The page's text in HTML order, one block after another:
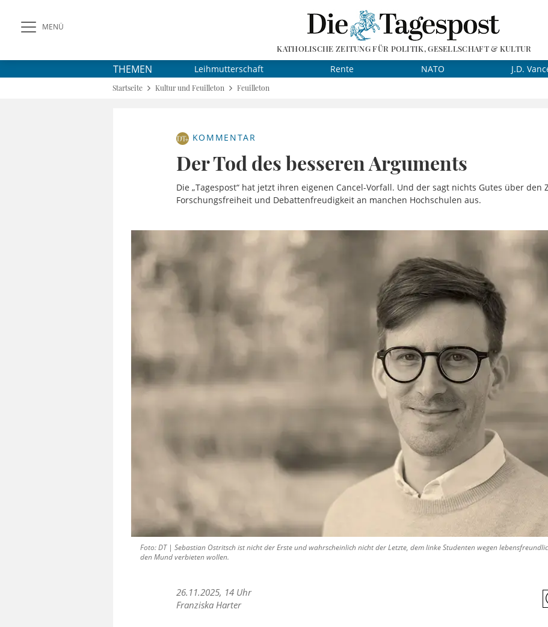
MENÜ
KATHOLISCHE ZEITUNG FÜR POLITIK, GESELLSCHAFT & KULTUR
THEMEN Leihmutterschaft Rente NATO J.D.
Startseite Kultur und Feuilleton Feuilleton
KOMMENTAR
Der Tod des besseren Arguments
Die „Tagespost“ hat jetzt ihren eigenen Cancel-Vorfall. Und der sagt nichts Gutes über den
Forschungsfreiheit und Debattenfreudigkeit an manchen Hochschulen aus.
Foto: DT | Sebastian Ostritsch ist nicht der Erste und wahrscheinlich nicht der Letzte, dem linke Studenten wegen
den Mund verbieten wollen.
26.11.2025, 14 Uhr
Franziska Harter